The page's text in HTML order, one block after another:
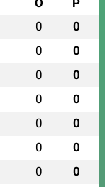
0 0
0 0
0 0
0 0
0 0
0 0
0 0